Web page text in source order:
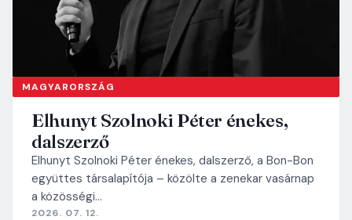
MAGYARORSZÁG
Elhunyt Szolnoki Péter énekes,
dalszerző
Elhunyt Szolnoki Péter énekes, dalszerző, a Bon-Bon
együttes társalapítója – közölte a zenekar vasárnap
a közösségi…
2026. 07. 12.